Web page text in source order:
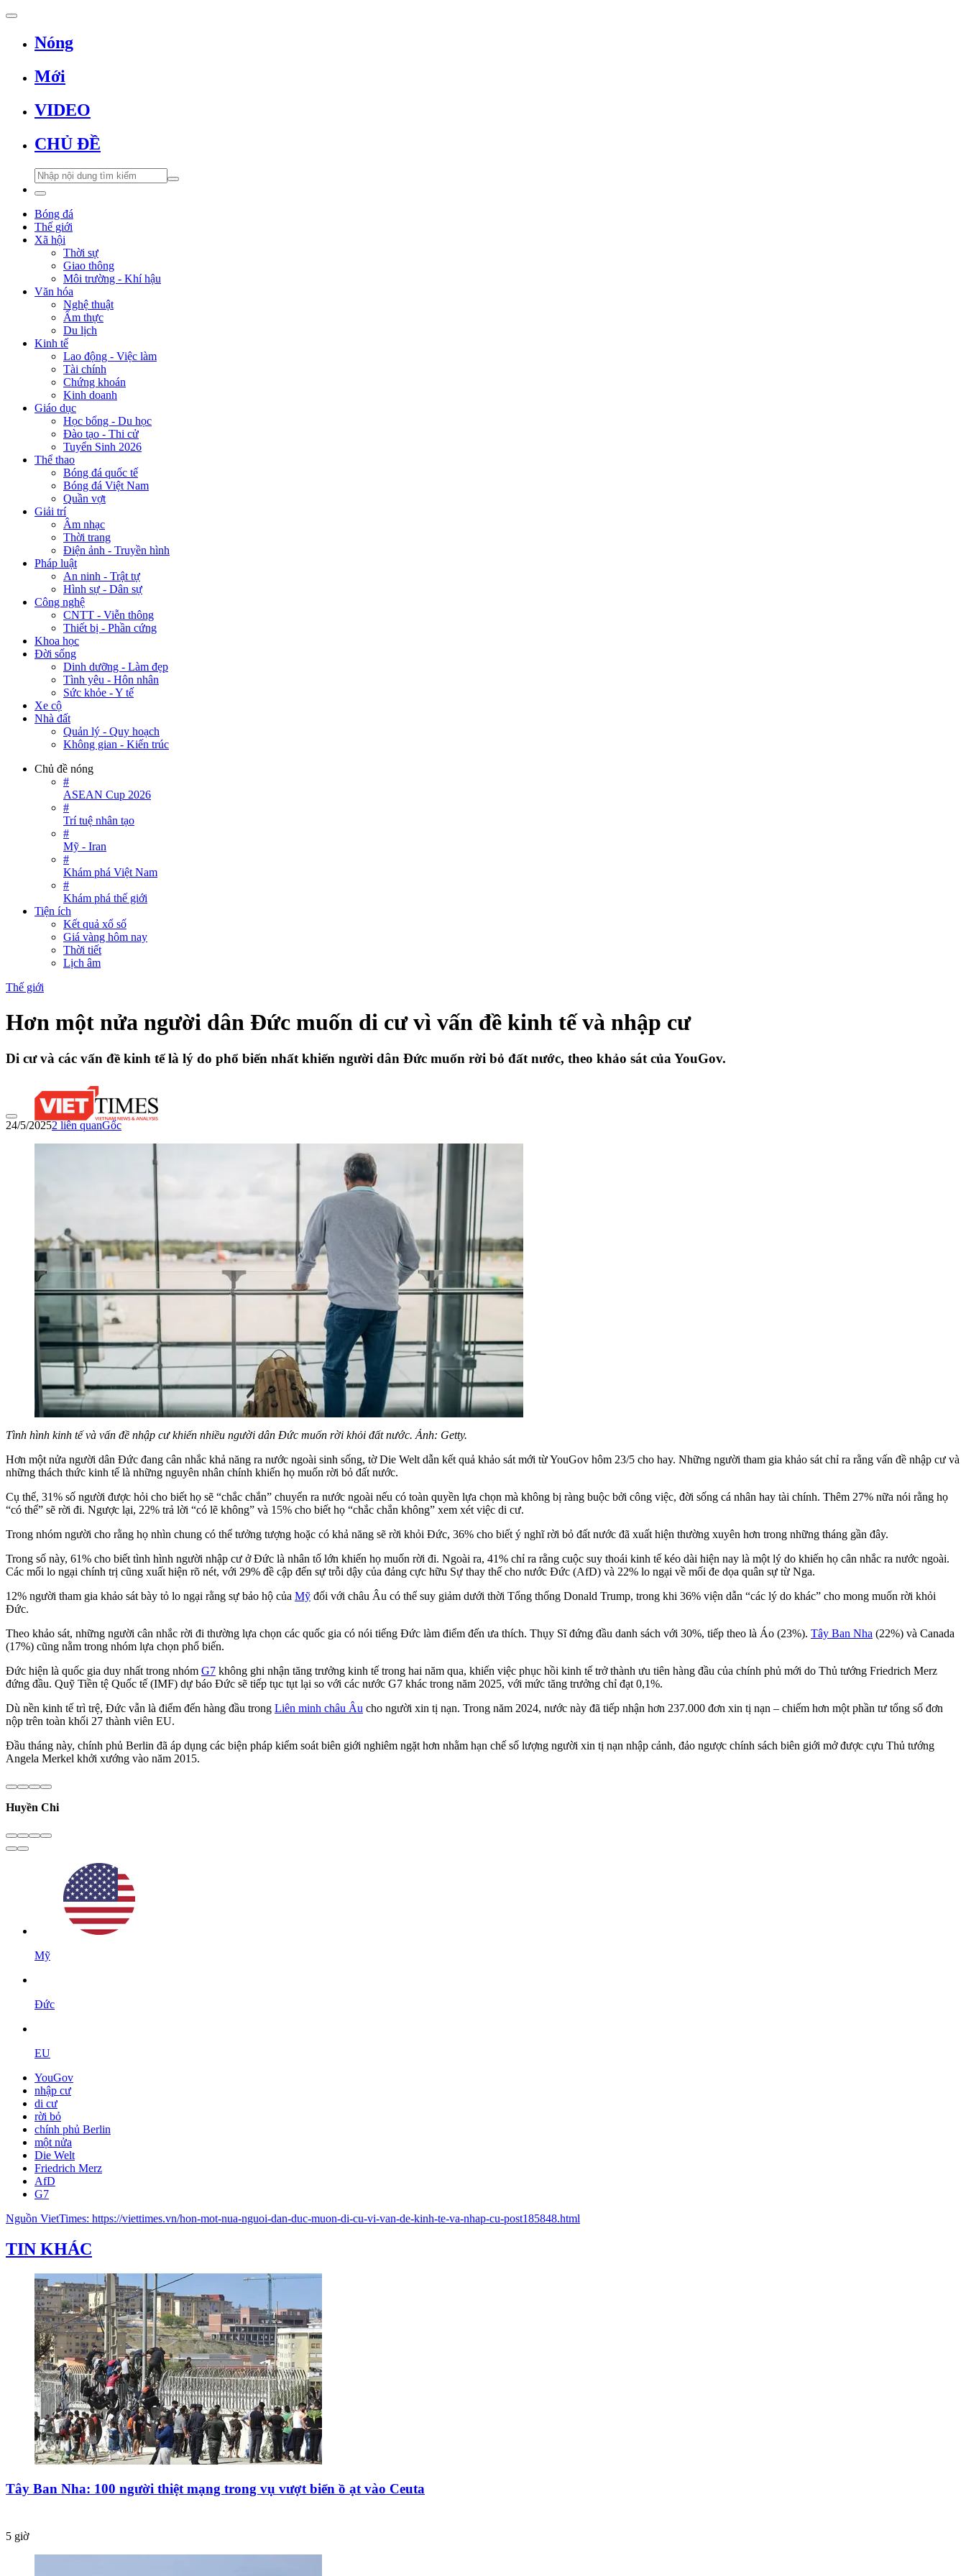
Nóng
Mới
VIDEO
CHỦ ĐỀ
Bóng đá
Thế giới
Xã hội
Thời sự
Giao thông
Môi trường - Khí hậu
Văn hóa
Nghệ thuật
Ẩm thực
Du lịch
Kinh tế
Lao động - Việc làm
Tài chính
Chứng khoán
Kinh doanh
Giáo dục
Học bổng - Du học
Đào tạo - Thi cử
Tuyển Sinh 2026
Thể thao
Bóng đá quốc tế
Bóng đá Việt Nam
Quần vợt
Giải trí
Âm nhạc
Thời trang
Điện ảnh - Truyền hình
Pháp luật
An ninh - Trật tự
Hình sự - Dân sự
Công nghệ
CNTT - Viễn thông
Thiết bị - Phần cứng
Khoa học
Đời sống
Dinh dưỡng - Làm đẹp
Tình yêu - Hôn nhân
Sức khỏe - Y tế
Xe cộ
Nhà đất
Quản lý - Quy hoạch
Không gian - Kiến trúc
Chủ đề nóng
#
ASEAN Cup 2026
#
Trí tuệ nhân tạo
#
Mỹ - Iran
#
Khám phá Việt Nam
#
Khám phá thế giới
Tiện ích
Kết quả xổ số
Giá vàng hôm nay
Thời tiết
Lịch âm
Thế giới
Hơn một nửa người dân Đức muốn di cư vì vấn đề kinh tế và nhập cư
Di cư và các vấn đề kinh tế là lý do phổ biến nhất khiến người dân Đức muốn rời bỏ đất nước, theo khảo sát của YouGov.
24/5/20252 liên quanGốc
Tình hình kinh tế và vấn đề nhập cư khiến nhiều người dân Đức muốn rời khỏi đất nước. Ảnh: Getty.
Hơn một nửa người dân Đức đang cân nhắc khả năng ra nước ngoài sinh sống, tờ Die Welt dẫn kết quả khảo sát mới từ YouGov hôm 23/5 cho hay. Những người tham gia khảo sát chỉ ra rằng vấn đề nhập cư và
những thách thức kinh tế là những nguyên nhân chính khiến họ muốn rời bỏ đất nước.
Cụ thể, 31% số người được hỏi cho biết họ sẽ “chắc chắn” chuyển ra nước ngoài nếu có toàn quyền lựa chọn mà không bị ràng buộc bởi công việc, đời sống cá nhân hay tài chính. Thêm 27% nữa nói rằng họ
“có thể” sẽ rời đi. Ngược lại, 22% trả lời “có lẽ không” và 15% cho biết họ “chắc chắn không” xem xét việc di cư.
Trong nhóm người cho rằng họ nhìn chung có thể tưởng tượng hoặc có khả năng sẽ rời khỏi Đức, 36% cho biết ý nghĩ rời bỏ đất nước đã xuất hiện thường xuyên hơn trong những tháng gần đây.
Trong số này, 61% cho biết tình hình người nhập cư ở Đức là nhân tố lớn khiến họ muốn rời đi. Ngoài ra, 41% chỉ ra rằng cuộc suy thoái kinh tế kéo dài hiện nay là một lý do khiến họ cân nhắc ra nước ngoài.
Các mối lo ngại chính trị cũng xuất hiện rõ nét, với 29% đề cập đến sự trỗi dậy của đảng cực hữu Sự thay thế cho nước Đức (AfD) và 22% lo ngại về mối đe dọa quân sự từ Nga.
12% người tham gia khảo sát bày tỏ lo ngại rằng sự bảo hộ của Mỹ đối với châu Âu có thể suy giảm dưới thời Tổng thống Donald Trump, trong khi 36% viện dẫn “các lý do khác” cho mong muốn rời khỏi
Đức.
Theo khảo sát, những người cân nhắc rời đi thường lựa chọn các quốc gia có nói tiếng Đức làm điểm đến ưa thích. Thụy Sĩ đứng đầu danh sách với 30%, tiếp theo là Áo (23%). Tây Ban Nha (22%) và Canada
(17%) cũng nằm trong nhóm lựa chọn phổ biến.
Đức hiện là quốc gia duy nhất trong nhóm G7 không ghi nhận tăng trưởng kinh tế trong hai năm qua, khiến việc phục hồi kinh tế trở thành ưu tiên hàng đầu của chính phủ mới do Thủ tướng Friedrich Merz
đứng đầu. Quỹ Tiền tệ Quốc tế (IMF) dự báo Đức sẽ tiếp tục tụt lại so với các nước G7 khác trong năm 2025, với mức tăng trưởng chỉ đạt 0,1%.
Dù nền kinh tế trì trệ, Đức vẫn là điểm đến hàng đầu trong Liên minh châu Âu cho người xin tị nạn. Trong năm 2024, nước này đã tiếp nhận hơn 237.000 đơn xin tị nạn – chiếm hơn một phần tư tổng số đơn
nộp trên toàn khối 27 thành viên EU.
Đầu tháng này, chính phủ Berlin đã áp dụng các biện pháp kiểm soát biên giới nghiêm ngặt hơn nhằm hạn chế số lượng người xin tị nạn nhập cảnh, đảo ngược chính sách biên giới mở được cựu Thủ tướng
Angela Merkel khởi xướng vào năm 2015.
Huyền Chi
Mỹ
Đức
EU
YouGov
nhập cư
di cư
rời bỏ
chính phủ Berlin
một nửa
Die Welt
Friedrich Merz
AfD
G7
Nguồn VietTimes: https://viettimes.vn/hon-mot-nua-nguoi-dan-duc-muon-di-cu-vi-van-de-kinh-te-va-nhap-cu-post185848.html
TIN KHÁC
Tây Ban Nha: 100 người thiệt mạng trong vụ vượt biển ồ ạt vào Ceuta
5 giờ